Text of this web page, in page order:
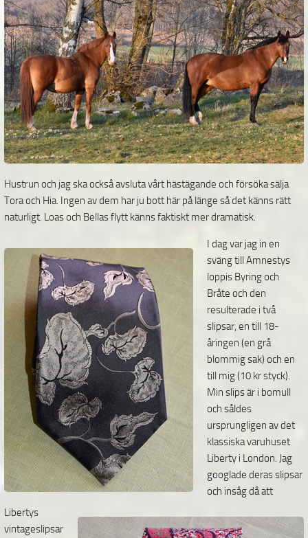
Hustrun och jag ska också avsluta vårt hästägande och försöka sälja
Tora och Hia. Ingen av dem har ju bott här på länge så det känns rätt
naturligt. Loas och Bellas flytt känns faktiskt mer dramatisk.
I dag var jag in en
sväng till Amnestys
loppis Byring och
Bråte och den
resulterade i två
slipsar, en till 18-
åringen (en grå
blommig sak) och en
till mig (10 kr styck).
Min slips är i bomull
och såldes
ursprungligen av det
klassiska varuhuset
Liberty i London. Jag
googlade deras slipsar
och insåg då att
Libertys
vintageslipsar